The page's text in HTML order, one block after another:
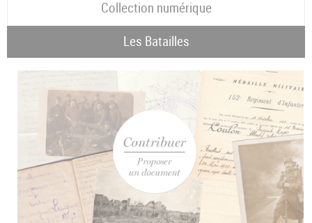
Collection numérique
Les Batailles